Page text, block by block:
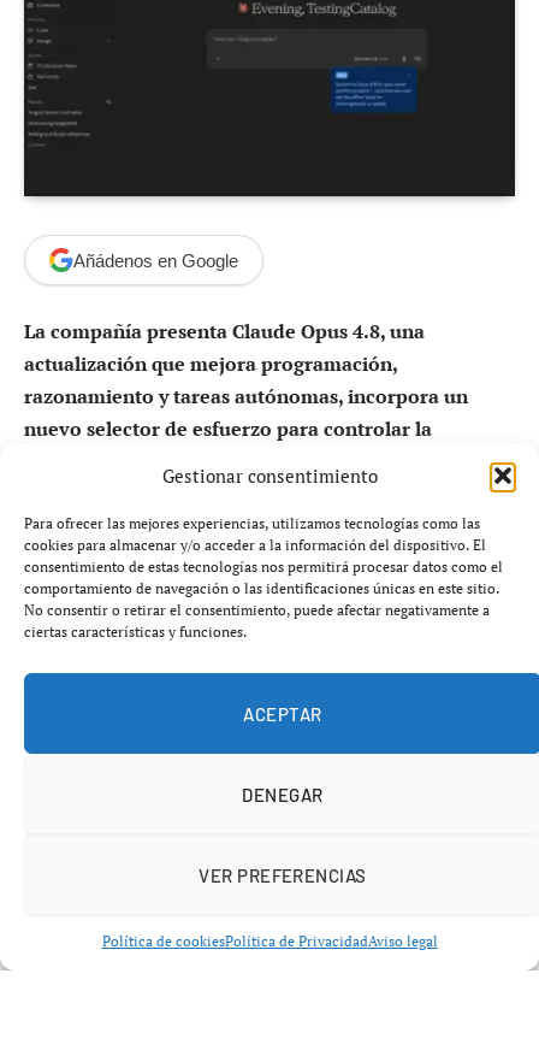
Gestionar consentimiento
Para ofrecer las mejores experiencias, utilizamos tecnologías como las
cookies para almacenar y/o acceder a la información del dispositivo. El
consentimiento de estas tecnologías nos permitirá procesar datos como el
comportamiento de navegación o las identificaciones únicas en este sitio.
No consentir o retirar el consentimiento, puede afectar negativamente a
ciertas características y funciones.
ACEPTAR
DENEGAR
VER PREFERENCIAS
Política de cookiesPolítica de PrivacidadAviso legal
Añádenos en Google
La compañía presenta Claude Opus 4.8, una
actualización que mejora programación,
razonamiento y tareas autónomas, incorpora un
nuevo selector de esfuerzo para controlar la
profundidad de análisis y reduce drásticamente los
La guerra de la inteligencia artificial ya no consiste
únicamente en quién tiene el modelo más potente.
Ahora la batalla gira en torno a una pregunta mucho más
cometer menos errores y trabajar de forma más